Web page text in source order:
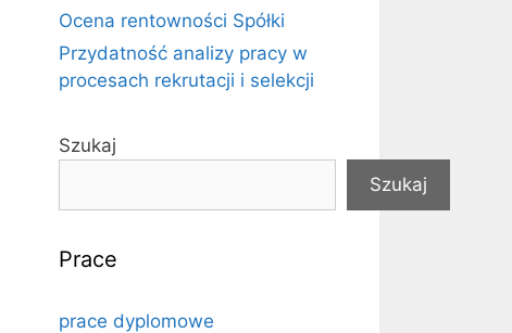
Ocena rentowności Spółki
Przydatność analizy pracy w
procesach rekrutacji i selekcji
Szukaj
Szukaj
Prace
prace dyplomowe